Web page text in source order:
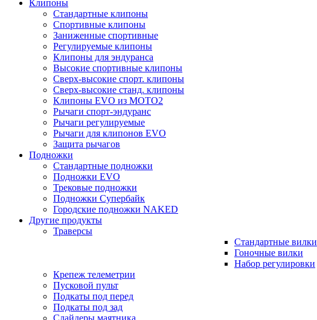
Клипоны
Стандартные клипоны
Спортивные клипоны
Заниженные спортивные
Регулируемые клипоны
Клипоны для эндуранса
Высокие спортивные клипоны
Сверх-высокие спорт. клипоны
Сверх-высокие станд. клипоны
Клипоны EVO из MOTO2
Рычаги спорт-эндуранс
Рычаги регулируемые
Рычаги для клипонов EVO
Защита рычагов
Подножки
Стандартные подножки
Подножки EVO
Трековые подножки
Подножки Супербайк
Городские подножки NAKED
Другие продукты
Траверсы
Стандартные вилки
Гоночные вилки
Набор регулировки
Крепеж телеметрии
Пусковой пульт
Подкаты под перед
Подкаты под зад
Слайдеры маятника